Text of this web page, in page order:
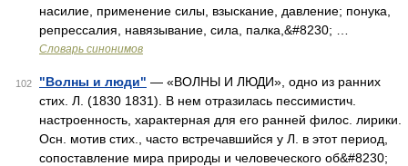
насилие, применение силы, взыскание, давление; понука,
репрессалия, навязывание, сила, палка,&#8230; …
Словарь синонимов
102 "Волны и люди" — «ВОЛНЫ И ЛЮДИ», одно из ранних
стих. Л. (1830 1831). В нем отразилась пессимистич.
настроенность, характерная для его ранней филос. лирики.
Осн. мотив стих., часто встречавшийся у Л. в этот период,
сопоставление мира природы и человеческого об&#8230;